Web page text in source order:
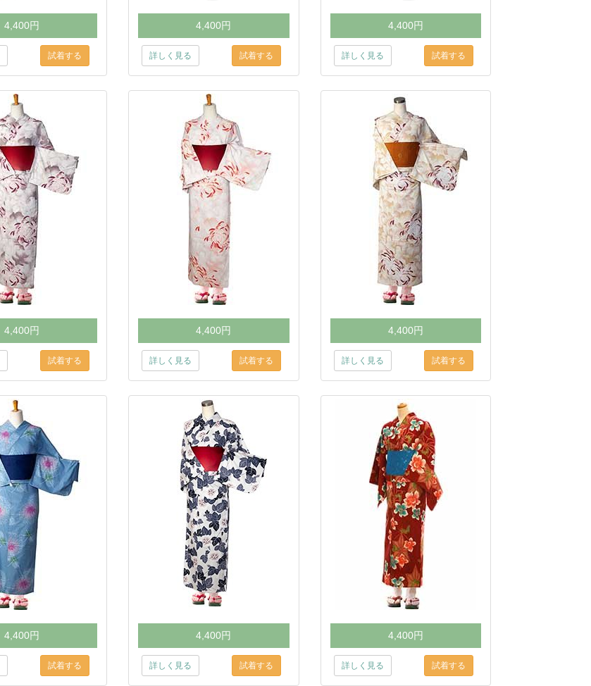
4,400円 4,400円
詳しく見る
4,400円
詳しく見る
4,400円 4,400円
詳しく見る
4,400円
詳しく見る
4,400円 4,400円
詳しく見る
4,400円
詳しく見る